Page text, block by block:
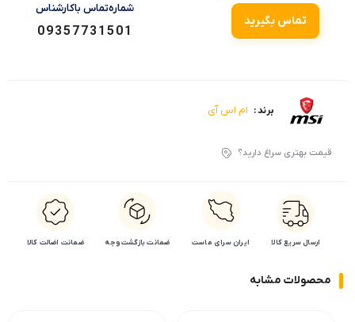
تماس بگیرید
شماره‌تماس‌ با‌کارشناس
09357731501
برند : ام اس آی
قیمت بهتری سراغ دارید؟
ارسال سریع کالا ایران سرای ماست ضمانت بازگشت وجه ضمانت اضالت کالا
محصولات مشابه